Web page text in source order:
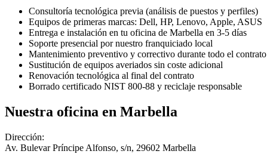
Consultoría tecnológica previa (análisis de puestos y perfiles)
Equipos de primeras marcas: Dell, HP, Lenovo, Apple, ASUS
Entrega e instalación en tu oficina de Marbella en 3-5 días
Soporte presencial por nuestro franquiciado local
Mantenimiento preventivo y correctivo durante todo el contrato
Sustitución de equipos averiados sin coste adicional
Renovación tecnológica al final del contrato
Borrado certificado NIST 800-88 y reciclaje responsable
Nuestra oficina en Marbella
Dirección:
Av. Bulevar Príncipe Alfonso, s/n, 29602 Marbella